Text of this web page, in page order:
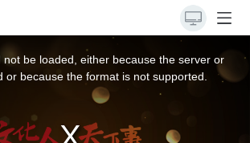
not be loaded, either because the server or
or because the format is not supported.